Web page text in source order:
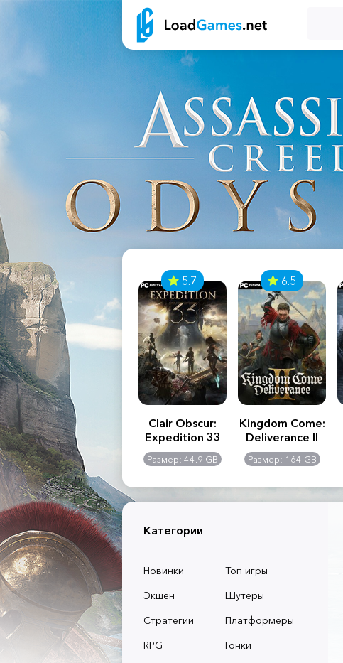
2:
-
GB
Assassin's Creed
Shadows
Размер: 117 GB
5.7
Clair Obscur:
Expedition 33
Размер: 44.9 GB
6.5
Kingdom Come:
Deliverance II
Размер: 164 GB
Категории
Новинки
Топ игры
Экшен
Шутеры
Стратегии
Платформеры
RPG
Гонки